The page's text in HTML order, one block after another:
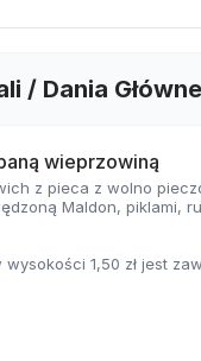
/ Dania Główne
wieprzowiną
z pieca z wolno
Maldon, piklami,
1,50 zł jest